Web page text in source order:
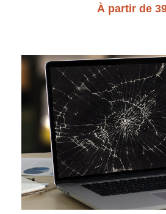
À partir de